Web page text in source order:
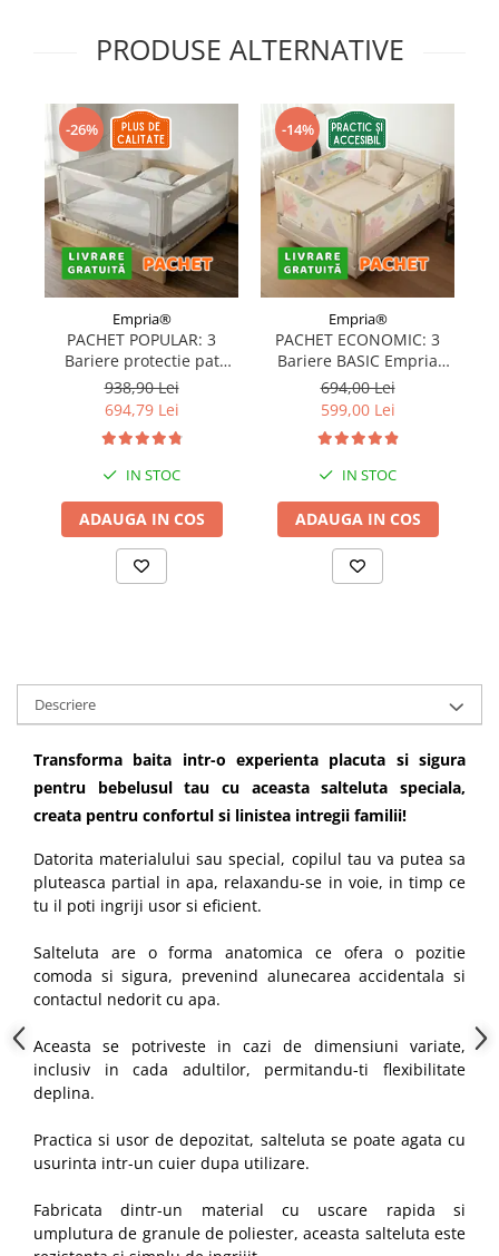
Siguranta animale companie
Carduri Cadou
Propuneri Cadou
Produse Sub 50 Lei
Resigilate
PRODUSE ALTERNATIVE
-26%
Empria®
PACHET POPULAR: 3
Bariere protectie pat
copii, SELECT, 160x200
cm
938,90 Lei
694,79 Lei
IN STOC
ADAUGA IN COS
-14%
Empria®
PACHET ECONOMIC: 3
Bariere BASIC Empria
protectie pat 160X200 cm
+ bara stabilizatoare
694,00 Lei
599,00 Lei
IN STOC
ADAUGA IN COS
Descriere
Transforma baita intr-o experienta placuta si sigura
pentru bebelusul tau cu aceasta salteluta speciala,
creata pentru confortul si linistea intregii familii!
Datorita materialului sau special, copilul tau va putea sa
pluteasca partial in apa, relaxandu-se in voie, in timp ce
tu il poti ingriji usor si eficient.
Salteluta are o forma anatomica ce ofera o pozitie
comoda si sigura, prevenind alunecarea accidentala si
contactul nedorit cu apa.
Aceasta se potriveste in cazi de dimensiuni variate,
inclusiv in cada adultilor, permitandu-ti flexibilitate
deplina.
Practica si usor de depozitat, salteluta se poate agata cu
usurinta intr-un cuier dupa utilizare.
Fabricata dintr-un material cu uscare rapida si
umplutura de granule de poliester, aceasta salteluta este